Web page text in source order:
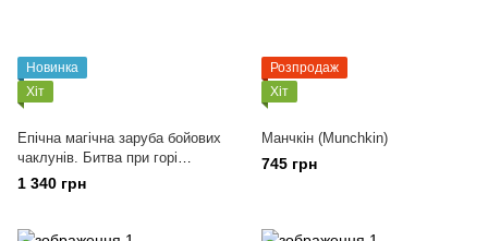
Новинка
Хіт
Епічна магічна заруба бойових
чаклунів. Битва при горі
Череповерла
1 340 грн
Розпродаж
Хіт
Манчкін (Munchkin)
745 грн